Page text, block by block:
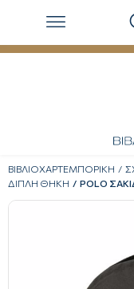
ΒΙΒΛΙΟΧΑΡΤΕΜΠΟΡΙΚΗ
ΔΙΠΛΗ ΘΗΚΗ
POLO